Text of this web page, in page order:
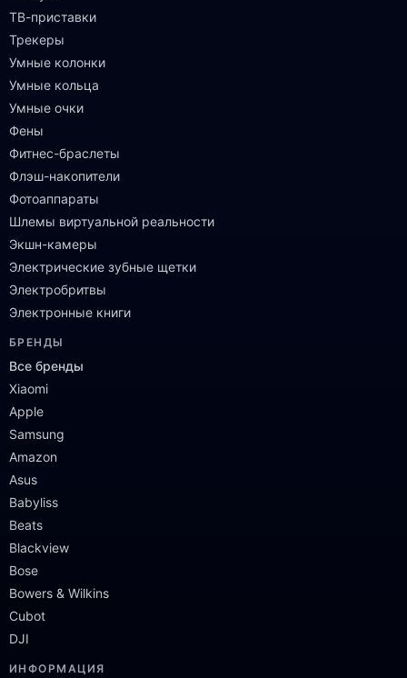
ТВ-приставки
Трекеры
Умные колонки
Умные кольца
Умные очки
Фены
Фитнес-браслеты
Флэш-накопители
Фотоаппараты
Шлемы виртуальной реальности
Экшн-камеры
Электрические зубные щетки
Электробритвы
Электронные книги
БРЕНДЫ
Все бренды
Xiaomi
Apple
Samsung
Amazon
Asus
Babyliss
Beats
Blackview
Bose
Bowers & Wilkins
Cubot
DJI
ИНФОРМАЦИЯ